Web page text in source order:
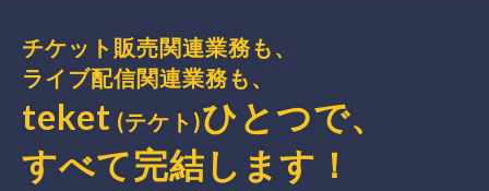
チケット販売関連業務も、
ライブ配信関連業務も、
teket (テケト)ひとつで、
すべて完結 します ！